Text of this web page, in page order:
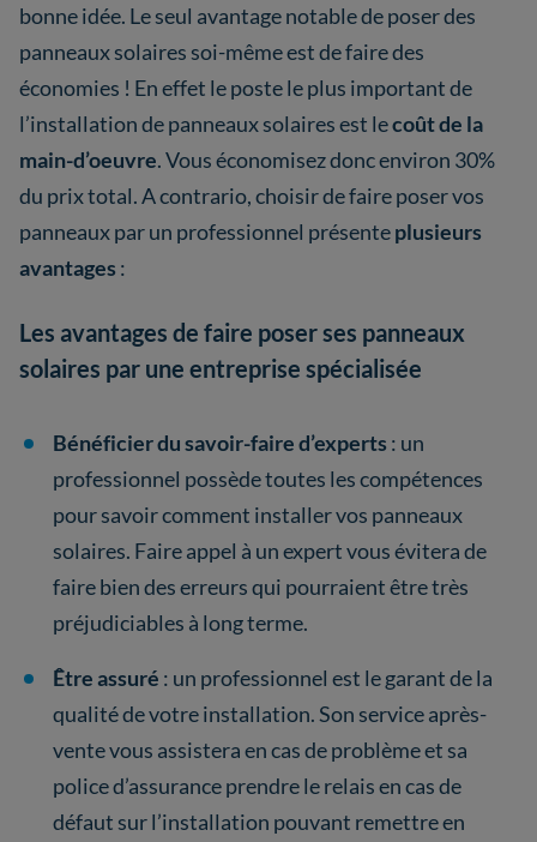
bonne idée. Le seul avantage notable de poser des
panneaux solaires soi-même est de faire des
économies ! En effet le poste le plus important de
l’installation de panneaux solaires est lecoût de la
main-d’oeuvre. Vous économisez donc environ 30%
du prix total. A contrario, choisir de faire poser vos
panneaux par un professionnel présenteplusieurs
avantages :
Les avantages de faire poser ses panneaux
solaires par une entreprise spécialisée
Bénéficier du savoir-faire d’experts : un
professionnel possède toutes les compétences
pour savoir comment installer vos panneaux
solaires. Faire appel à un expert vous évitera de
faire bien des erreurs qui pourraient être très
préjudiciables à long terme.
Être assuré : un professionnel est le garant de la
qualité de votre installation. Son service après-
vente vous assistera en cas de problème et sa
police d’assurance prendre le relais en cas de
défaut sur l’installation pouvant remettre en